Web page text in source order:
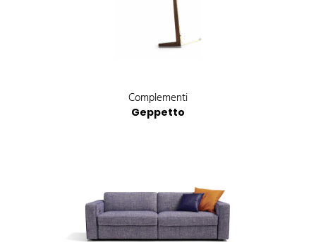
Complementi
Geppetto